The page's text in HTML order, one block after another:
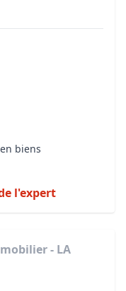
biens
l'expert
- LA